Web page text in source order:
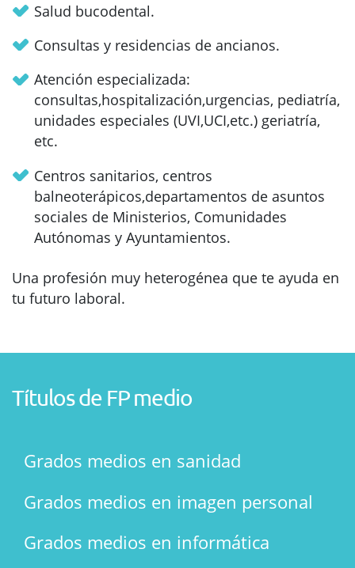
Salud bucodental.
Consultas y residencias de ancianos.
Atención especializada:
consultas,hospitalización,urgencias, pediatría,
unidades especiales (UVI,UCI,etc.) geriatría,
etc.
Centros sanitarios, centros
balneoterápicos,departamentos de asuntos
sociales de Ministerios, Comunidades
Autónomas y Ayuntamientos.
Una profesión muy heterogénea que te ayuda en
tu futuro laboral.
Títulos de FP medio
Grados medios en sanidad
Grados medios en imagen personal
Grados medios en informática